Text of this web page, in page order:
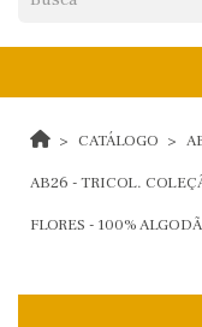
CATÁLOGO
AB26 - TRICOL.
FLORES - 100%